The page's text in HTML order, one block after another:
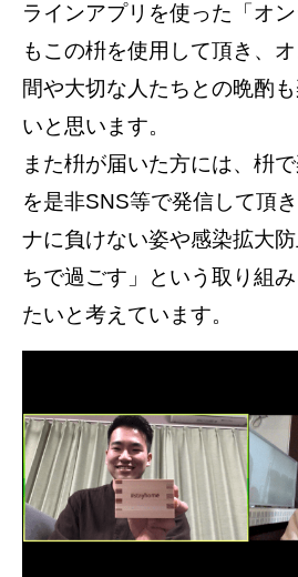
ラインアプリを使った「オ
もこの枡を使用して頂き、
間や大切な人たちとの晩酌
いと思います。
また枡が届いた方には、枡
を是非SNS等で発信して頂
ナに負けない姿や感染拡大
ちで過ごす」という取り組
たいと考えています。